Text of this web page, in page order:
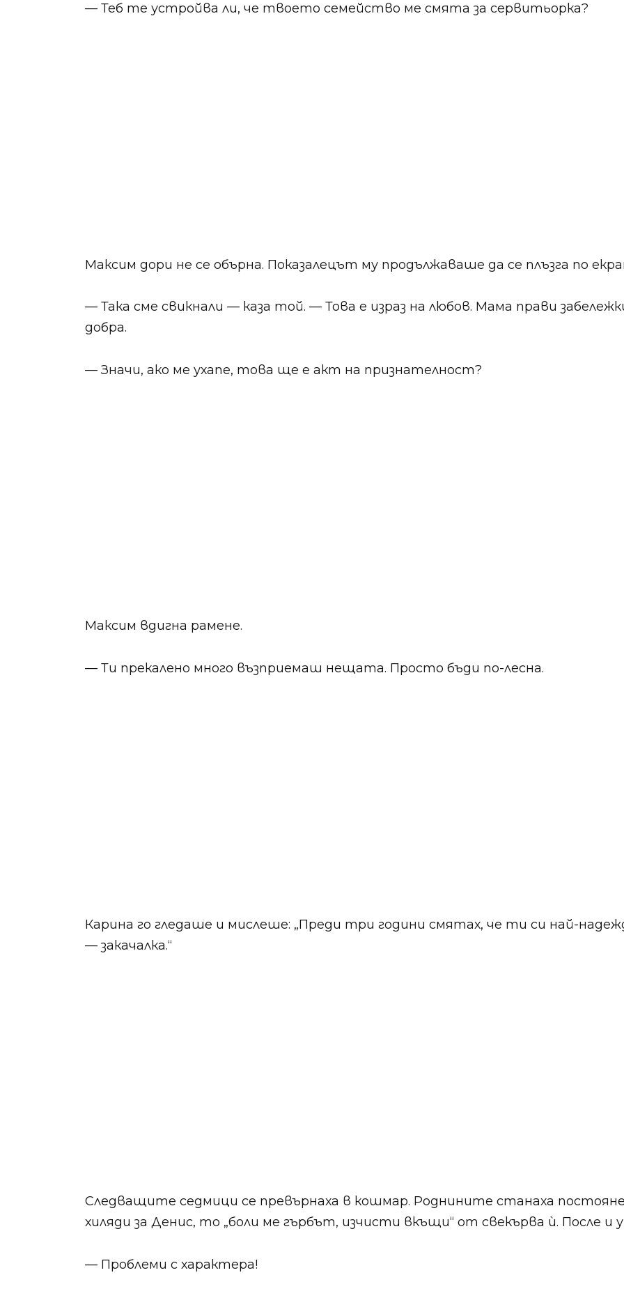
— Теб те устройва ли, че твоето семейство ме смята за сервитьорка?
Максим дори не се обърна. Показалецът му продължаваше да се плъзга по
— Така сме свикнали — каза той. — Това е израз на любов. Мама прави
добра.
— Значи, ако ме ухапе, това ще е акт на признателност?
Максим вдигна рамене.
— Ти прекалено много възприемаш нещата. Просто бъди по-лесна.
Карина го гледаше и мислеше: „Преди три години смятах, че ти си най-
— закачалка.“
Следващите седмици се превърнаха в кошмар. Роднините станаха
хиляди за Денис, то „боли ме гърбът, изчисти вкъщи“ от свекърва ѝ. После и
— Проблеми с характера!